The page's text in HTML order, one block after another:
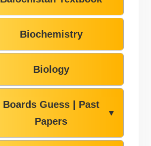
Biochemistry
Biology
Boards Guess | Past
Papers
▼